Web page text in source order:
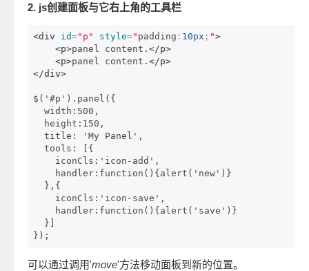
2. js创建面板与它右上角的工具栏
<div id="p" style=" padding : 10px ; ">
<p>panel content. </p>
<p>panel content. </p>
</div>
$('#p').panel({
});
可以通过调用'move'方法移动面板到新的位置。